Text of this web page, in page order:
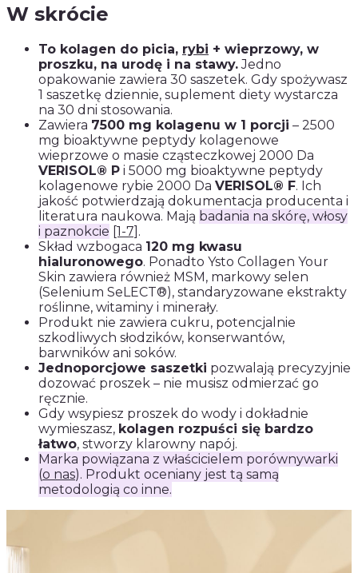
W skrócie
To kolagen do picia, rybi + wieprzowy, w
proszku, na urodę i na stawy.Jedno
opakowanie zawiera 30 saszetek. Gdy spożywasz
1 saszetkę dziennie, suplement diety wystarcza
na 30 dni stosowania.
Zawiera 7500 mg kolagenu w 1 porcji – 2500
mg bioaktywne peptydy kolagenowe
wieprzowe o masie cząsteczkowej 2000 Da
VERISOL® P i 5000 mg bioaktywne peptydy
kolagenowe rybie 2000 Da VERISOL® F. Ich
jakość potwierdzają dokumentacja producenta i
literatura naukowa. Mają badania na skórę, włosy
i paznokcie [1-7] .
Skład wzbogaca 120 mg kwasu
hialuronowego. Ponadto Ysto Collagen Your
Skin zawiera również MSM, markowy selen
(Selenium SeLECT®), standaryzowane ekstrakty
roślinne, witaminy i minerały.
Produkt nie zawiera cukru, potencjalnie
szkodliwych słodzików, konserwantów,
barwników ani soków.
Jednoporcjowe saszetki pozwalają precyzyjnie
dozować proszek – nie musisz odmierzać go
ręcznie.
Gdy wsypiesz proszek do wody i dokładnie
wymieszasz, kolagen rozpuści się bardzo
łatwo, stworzy klarowny napój.
Marka powiązana z właścicielem porównywarki
(o nas). Produkt oceniany jest tą samą
metodologią co inne.